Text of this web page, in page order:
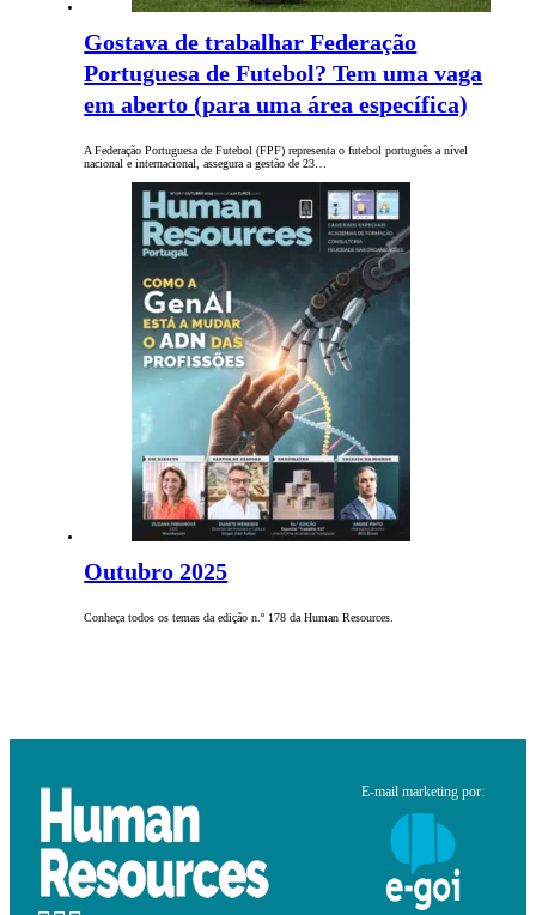
Gostava de trabalhar Federação
Portuguesa de Futebol? Tem uma vaga
em aberto (para uma área específica)
A Federação Portuguesa de Futebol (FPF) representa o futebol português a nível
nacional e internacional, assegura a gestão de 23…
Outubro 2025
Conheça todos os temas da edição n.º 178 da Human Resources.
E-mail marketing por: